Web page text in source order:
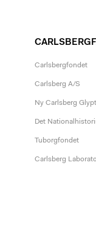
Carlsbergfondet
Carlsberg A/S
Ny Carlsberg
Det
Tuborgfondet
Carlsberg